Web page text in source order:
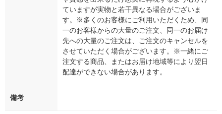
ていますが実物と若干異なる場合がございま
す。※多くのお客様にご利用いただくため、同
一のお客様からの大量のご注文、同一のお届け
先への大量のご注文は、ご注文のキャンセルを
させていただく場合がございます。※一緒にご
注文する商品、またはお届け地域等により翌日
配達ができない場合があります。
備考